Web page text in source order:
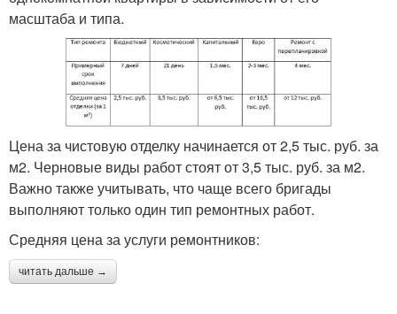
масштаба и типа.
Цена за чистовую отделку начинается от 2,5 тыс. руб. за
м2. Черновые виды работ стоят от 3,5 тыс. руб. за м2.
Важно также учитывать, что чаще всего бригады
выполняют только один тип ремонтных работ.
Средняя цена за услуги ремонтников:
читать дальше →